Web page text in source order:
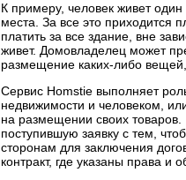
К примеру, человек живет
места. За все это
платить за все здание, вне
живет. Домовладелец может
размещение каких-либо
Сервис Homstie выполняет
недвижимости и человеком,
на размещении своих
поступившую заявку с тем,
сторонам для заключения
контракт, где указаны права и